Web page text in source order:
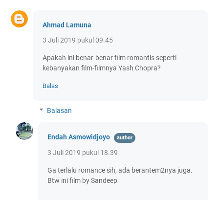
Ahmad Lamuna
3 Juli 2019 pukul 09.45
Apakah ini benar-benar film romantis seperti
kebanyakan film-filmnya Yash Chopra?
Balas
Balasan
Endah Asmowidjoyo
3 Juli 2019 pukul 18.39
Ga terlalu romance sih, ada berantem2nya juga.
Btw ini film by Sandeep